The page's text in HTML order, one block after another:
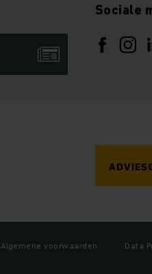
Sociale
Algemene voorwaarden Data